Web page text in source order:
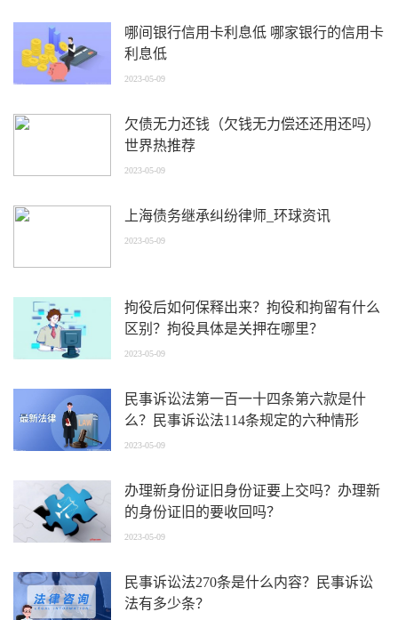
哪间银行信用卡利息低 哪家银行的信用卡
利息低
2023-05-09
欠债无力还钱（欠钱无力偿还还用还吗）
世界热推荐
2023-05-09
上海债务继承纠纷律师_环球资讯
2023-05-09
拘役后如何保释出来？拘役和拘留有什么
区别？拘役具体是关押在哪里？
2023-05-09
民事诉讼法第一百一十四条第六款是什
么？民事诉讼法114条规定的六种情形
2023-05-09
办理新身份证旧身份证要上交吗？办理新
的身份证旧的要收回吗？
2023-05-09
民事诉讼法270条是什么内容？民事诉讼
法有多少条？